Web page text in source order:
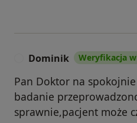
Dominik Weryfikacja
Pan Doktor na spokojnie
badanie
sprawnie,pacjent może